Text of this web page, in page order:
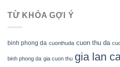
TỪ KHÓA GỢI Ý
binh phong da cuonthuda cuon thu da
binh phong da gia cuon thu gia lan